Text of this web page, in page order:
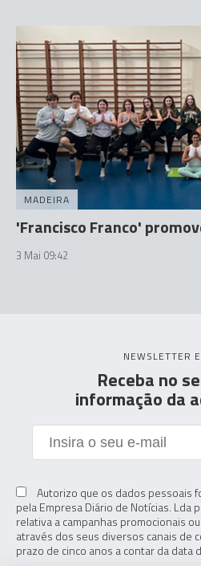
MADEIRA
'Francisco Franco'
3 Mai 09:42
NEWSLETTER
Receba no
informação da
Autorizo que os dados pessoais
pela Empresa Diário de Notícias. Lda
relativa a campanhas promocionais
através dos seus diversos canais de
prazo de cinco anos a contar da data